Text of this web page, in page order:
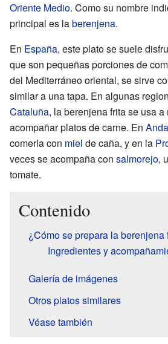
Oriente Medio. Como su nombre
principal es laberenjena.
En España, este plato se suele
que son pequeñas porciones de
del Mediterráneo oriental, se sirve
similar a una tapa. En algunas
Cataluña, la berenjena frita se usa
acompañar platos de carne. En
comerla con miel de caña, y en la
veces se acompaña con salmorejo,
tomate.
Contenido
¿Cómo se prepara la berenjena
Ingredientes y
Galería de imágenes
Otros platos similares
Véase también